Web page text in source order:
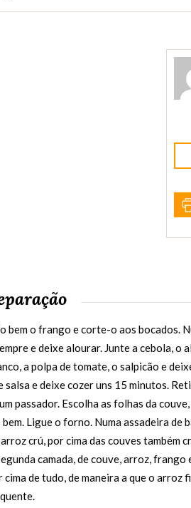
bem o frango e corte-o aos bocados.
e deixe alourar. Junte a cebola,
a polpa de tomate, o salpicão e
salsa e deixe cozer uns 15 minutos.
passador. Escolha as folhas da
Ligue o forno. Numa assadeira de
crú, por cima das couves também
camada, de couve, arroz,
cima de tudo, de maneira a que o